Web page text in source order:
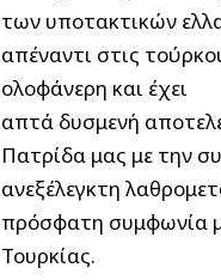
των υποτακτικών
απέναντι στις
ολοφάνερη και έχει
απτά δυσμενή
Πατρίδα μας με την
ανεξέλεγκτη
πρόσφατη συμφωνία
Τουρκίας.